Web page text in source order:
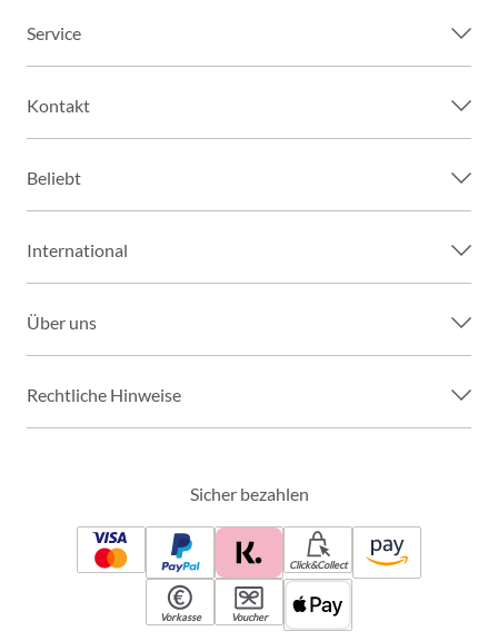
Service
Kontakt
Beliebt
International
Über uns
Rechtliche Hinweise
Sicher bezahlen
Click&Collect
Vorkasse Voucher